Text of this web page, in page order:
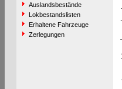
Auslandsbestände
Lokbestandslisten
Erhaltene Fahrzeuge
Zerlegungen